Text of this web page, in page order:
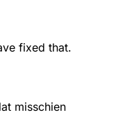
fixed that.
misschien